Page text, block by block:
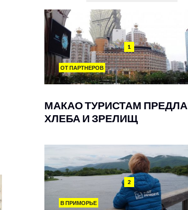
1
ОТ ПАРТНЕРОВ
МАКАО ТУРИСТАМ
ХЛЕБА И ЗРЕЛИЩ
2
В ПРИМОРЬЕ